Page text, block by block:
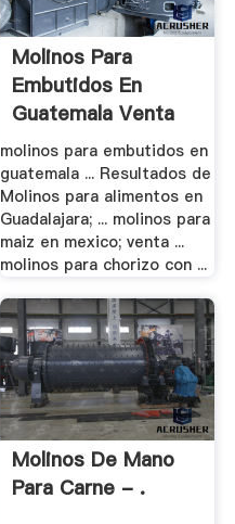
Molinos Para
Embutidos En
Guatemala Venta
molinos para embutidos en
guatemala ... Resultados de
Molinos para alimentos en
Guadalajara; ... molinos para
maiz en mexico; venta ...
molinos para chorizo con ...
Molinos De Mano
Para Carne - .